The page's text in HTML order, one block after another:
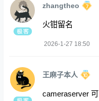
zhangtheo
火钳留名
2026-1-27 18:50
王麻子本人
cameraserver